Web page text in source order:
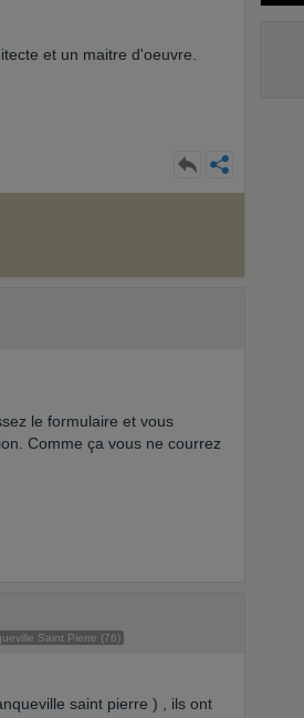
et un maitre d'oeuvre.
le formulaire et vous
Comme ça vous ne courrez
Saint Pierre (76)
saint pierre ) , ils ont